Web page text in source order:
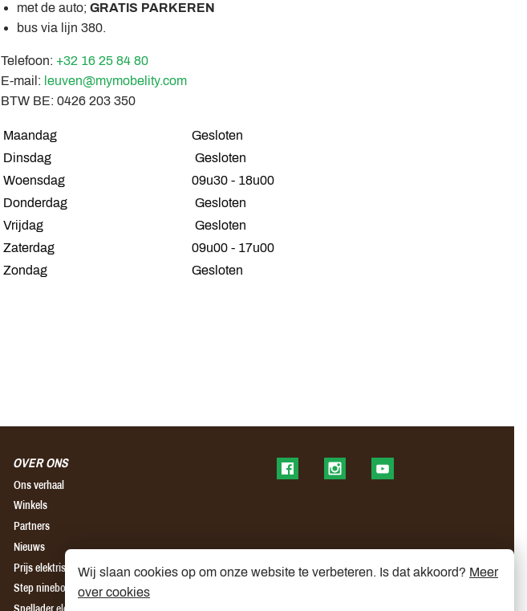
met de auto; GRATIS PARKEREN
bus via lijn 380.
Telefoon: +32 16 25 84 80
E-mail: leuven@mymobelity.com
BTW BE: 0426 203 350
Maandag
Gesloten
Dinsdag
Gesloten
Woensdag
09u30 - 18u00
Donderdag
Gesloten
Vrijdag
Gesloten
Zaterdag
09u00 - 17u00
Zondag
Gesloten
OVER ONS
Ons verhaal
Winkels
Partners
Nieuws
Prijs elektrische step
Step ninebot leuven
Find us on FacebookFind us on InstagramFind us on YouTube
Wij slaan cookies op om onze website te verbeteren. Is dat akkoord? Meer
over cookies